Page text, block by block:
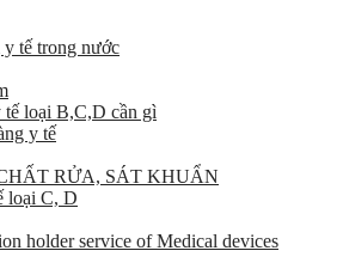
tế trong nước
loại B,C,D cần gì
y tế
RỬA, SÁT KHUẨN
loại C, D
holder service of Medical devices